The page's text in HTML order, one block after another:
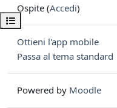
Apri indice del corso
Ospite (Accedi)
Ottieni l'app mobile
Passa al tema standard
Powered by Moodle